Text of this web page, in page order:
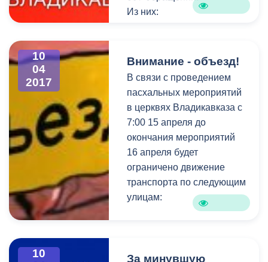
Из них:
- снято с контроля –14
обращений.
10
04
2017
Внимание - объезд!
В связи с проведением
пасхальных мероприятий
в церквях Владикавказа с
7:00 15 апреля до
окончания мероприятий
16 апреля будет
ограничено движение
транспорта по следующим
улицам:
ул.Кантемирова;
10
За минувшую